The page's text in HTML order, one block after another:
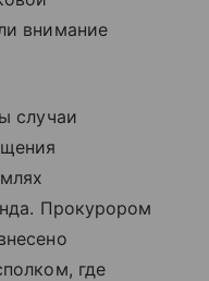
внимание
случаи
Прокурором
где